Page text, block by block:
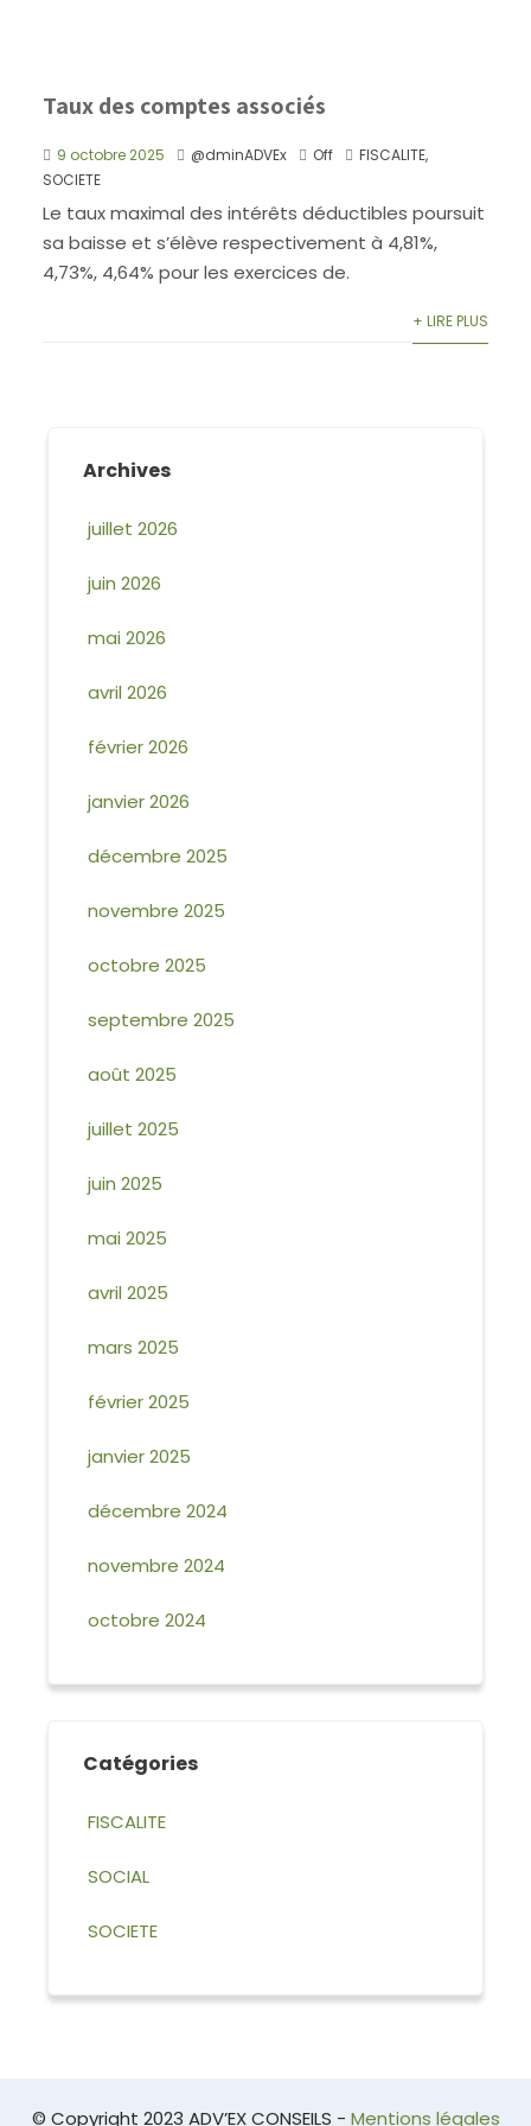
Taux des comptes associés
9 octobre 2025 @dminADVEx Off FISCALITE,
SOCIETE
Le taux maximal des intérêts déductibles poursuit
sa baisse et s’élève respectivement à 4,81%,
4,73%, 4,64% pour les exercices de.
+ LIRE PLUS
Archives
juillet 2026
juin 2026
mai 2026
avril 2026
février 2026
janvier 2026
décembre 2025
novembre 2025
octobre 2025
septembre 2025
août 2025
juillet 2025
juin 2025
mai 2025
avril 2025
mars 2025
février 2025
janvier 2025
décembre 2024
novembre 2024
octobre 2024
Catégories
FISCALITE
SOCIAL
SOCIETE
© Copyright 2023 ADV’EX CONSEILS - Mentions légales